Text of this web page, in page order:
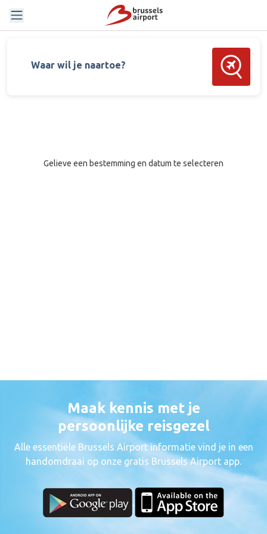
Waar wil je naartoe? Zoek
Gelieve een bestemming en datum te selecteren
Maak kennis met je
persoonlijke reisgezel
Alle essentiële Brussels Airport informatie vind je in een
handomdraai op onze gratis Brussels Airport app.